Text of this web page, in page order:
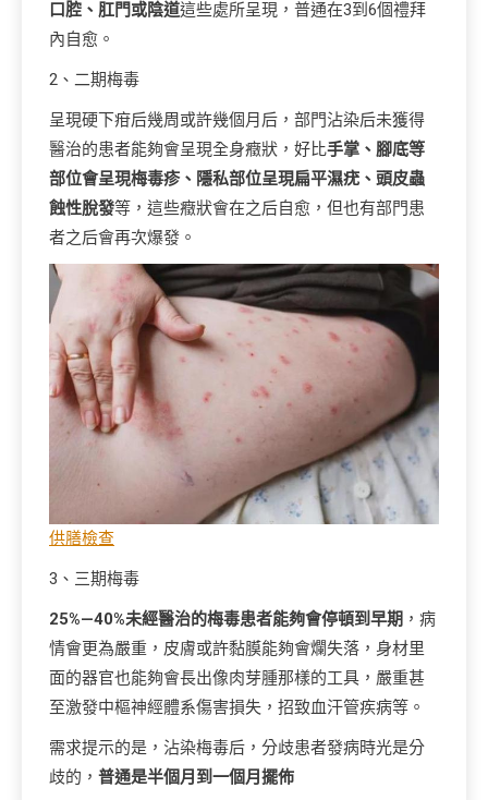
口腔、肛門或陰道這些處所呈現，普通在3到6個禮拜
內自愈。
2、二期梅毒
呈現硬下疳后幾周或許幾個月后，部門沾染后未獲得
醫治的患者能夠會呈現全身癥狀，好比手掌、腳底等
部位會呈現梅毒疹、隱私部位呈現扁平濕疣、頭皮蟲
蝕性脫發等，這些癥狀會在之后自愈，但也有部門患
者之后會再次爆發。
供膳檢查
3、三期梅毒
25%—40%未經醫治的梅毒患者能夠會停頓到早期 ，病
情會更為嚴重，皮膚或許黏膜能夠會爛失落，身材里
面的器官也能夠會長出像肉芽腫那樣的工具，嚴重甚
至激發中樞神經體系傷害損失，招致血汗管疾病等。
需求提示的是，沾染梅毒后，分歧患者發病時光是分
歧的， 普通是半個月到一個月擺佈